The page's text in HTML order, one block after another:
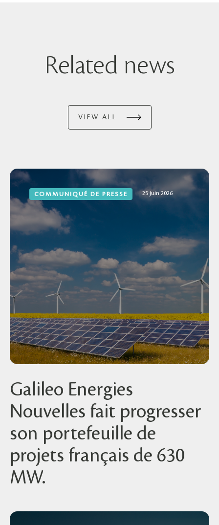
Related news
VIEW ALL
COMMUNIQUÉ DE PRESSE 25 juin 2026
Galileo Energies
Nouvelles fait progresser
son portefeuille de
projets français de 630
MW.